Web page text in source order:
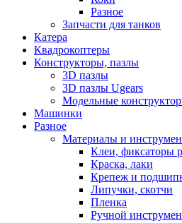
Разное
Запчасти для танков
Катера
Квадрокоптеры
Конструкторы, пазлы
3D пазлы
3D пазлы Ugears
Модельные
Машинки
Разное
Материалы и
Клеи, фиксаторы
Краска, лаки
Крепеж и
Липучки, скотчи
Пленка
Ручной